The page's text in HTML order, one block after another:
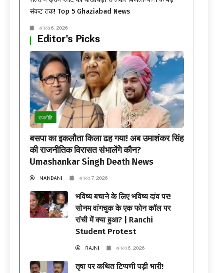
संकट तक! Top 5 Ghaziabad News
अगस्त 6, 2026
Editor's Picks
राजनीति
बसपा का इकलौता किला ढह गया! अब उमाशंकर सिंह
की राजनीतिक विरासत संभालेंगे कौन?
Umashankar Singh Death News
NANDANI अगस्त 7, 2026
भविष्य बचाने के लिए भविष्य दांव पर!
सोनम वांगचुक के एक फोन कॉल पर
रांची में क्या हुआ? | Ranchi
Student Protest
RAJNI अगस्त 6, 2026
तृषा पर कथित टिप्पणी पड़ी भारी!